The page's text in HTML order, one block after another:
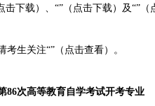
下载）、“”（点击下载）及“”（
生关注“”（点击查看）。
86次高等教育自学考试开考专业